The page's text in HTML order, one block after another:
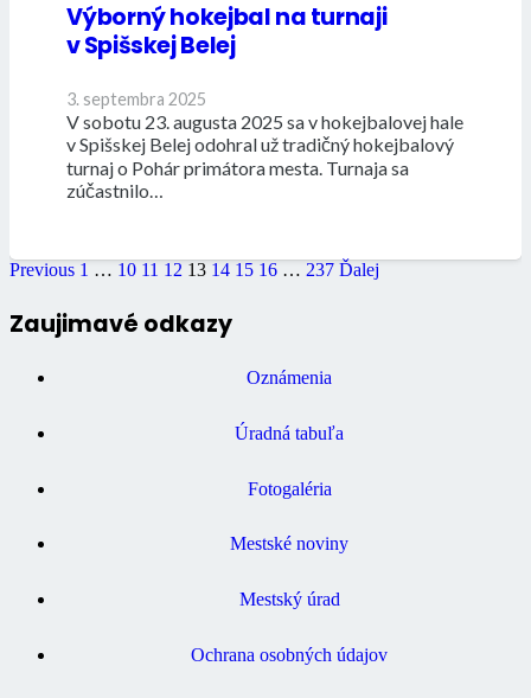
Výborný hokejbal na turnaji
v Spišskej Belej
3. septembra 2025
V sobotu 23. augusta 2025 sa v hokejbalovej hale
v Spišskej Belej odohral už tradičný hokejbalový
turnaj o Pohár primátora mesta. Turnaja sa
zúčastnilo…
Previous 1 … 10 11 12 13 14 15 16 … 237 Ďalej
Zaujimavé odkazy
Oznámenia
Úradná tabuľa
Fotogaléria
Mestské noviny
Mestský úrad
Ochrana osobných údajov